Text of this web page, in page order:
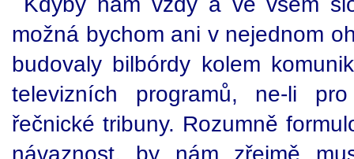
možná bychom ani v nejednom
budovaly bilbórdy kolem
televizních programů, ne-li
řečnické tribuny. Rozumně
návaznost, by nám zřejmě